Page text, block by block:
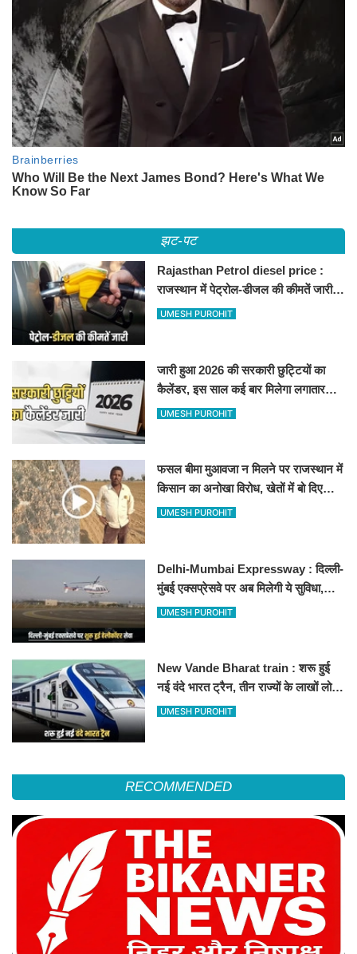
झट-पट
Rajasthan Petrol diesel price :
राजस्थान में पेट्रोल-डीजल की कीमतें जारी,
जानिए बीकानेर समेत पुरे प्रदेश में नए रेट
UMESH PUROHIT
जारी हुआ 2026 की सरकारी छुट्टियों का
कैलेंडर, इस साल कई बार मिलेगा लगातार
अवकाश, देखें
UMESH PUROHIT
फसल बीमा मुआवजा न मिलने पर राजस्थान में
किसान का अनोखा विरोध, खेतों में बो दिए
500-500 रुपए के नोट, वीडियो वायरल
UMESH PUROHIT
Delhi-Mumbai Expressway : दिल्ली-
मुंबई एक्सप्रेसवे पर अब मिलेगी ये सुविधा,
हेलीकॉप्टर सर्विस से तुरंत घायल पहुंचेगा
UMESH PUROHIT
New Vande Bharat train : शरू हुई
नई वंदे भारत ट्रैन, तीन राज्यों के लाखों लोगों
का सफर होगा आसान, देखें पूरा रूटमैप
UMESH PUROHIT
RECOMMENDED